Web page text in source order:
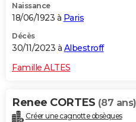
Naissance
18/06/1923 à Paris
Décès
30/11/2023 à Albestroff
Famille ALTES
Renee CORTES (87 ans)
Créer une cagnotte obsèques